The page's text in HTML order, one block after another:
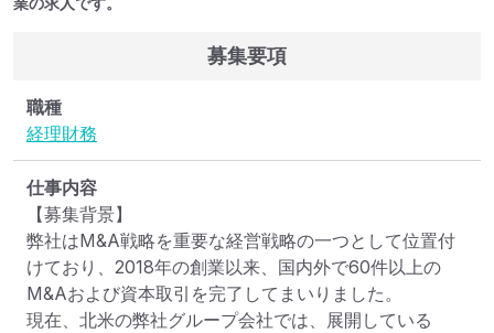
募集要項
職種
経理財務
仕事内容
【募集背景】
弊社はM&A戦略を重要な経営戦略の一つとして位置付
けており、2018年の創業以来、国内外で60件以上の
M&Aおよび資本取引を完了してまいりました。
現在、北米の弊社グループ会社では、展開している